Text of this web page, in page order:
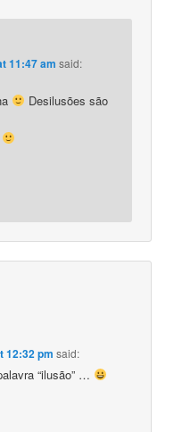
11:47 am said:
Desilusões são
12:32 pm said:
“ilusão” …